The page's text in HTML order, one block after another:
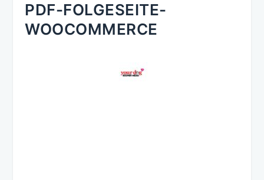
PDF-FOLGESEITE-
WOOCOMMERCE